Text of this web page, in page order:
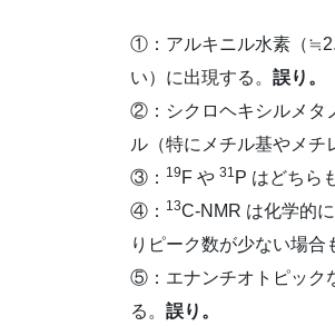
①：アルキニル水素（
い）に出現する。 誤り。
②：シクロヘキシルメタ
ル（特にメチル基やメチ
③： 19 F や 31 P はどちら
④： 13C-NMR は化学的
りピーク数が少ない場合
⑤：エナンチオトピック
る。 誤り。